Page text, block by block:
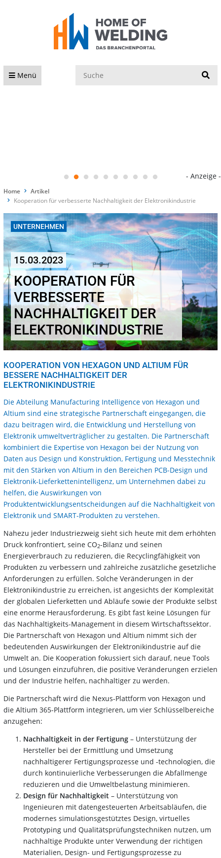
Menü
- Anzeige -
Home
Artikel
Kooperation für verbesserte Nachhaltigkeit der Elektronikindustrie
UNTERNEHMEN
15.03.2023
KOOPERATION FÜR
VERBESSERTE
NACHHALTIGKEIT DER
ELEKTRONIKINDUSTRIE
KOOPERATION VON HEXAGON UND ALTIUM FÜR
BESSERE NACHHALTIGKEIT DER
ELEKTRONIKINDUSTRIE
Die Abteilung Manufacturing Intelligence von Hexagon und
Altium sind eine strategische Partnerschaft eingegangen, die
dazu beitragen wird, die Entwicklung und Herstellung von
Elektronik umweltverträglicher zu gestalten. Die Partnerschaft
kombiniert die Expertise von Hexagon bei der Nutzung von
Daten aus Design und Konstruktion, Fertigung und Messtechnik
mit den Stärken von Altium in den Bereichen PCB-Design und
Elektronik-Lieferkettenintelligenz, um Unternehmen dabei zu
helfen, die Auswirkungen von
Produktentwicklungsentscheidungen auf die Nachhaltigkeit von
Elektronik und SMART-Produkten zu verstehen.
Nahezu jeder Industriezweig sieht sich heute mit dem erhöhten
Druck konfrontiert, seine CO2-Bilanz und seinen
Energieverbrauch zu reduzieren, die Recyclingfähigkeit von
Produkten zu verbessern und zahlreiche zusätzliche gesetzliche
Anforderungen zu erfüllen. Solche Veränderungen in der
Elektronikindustrie zu erreichen, ist angesichts der Komplexität
der globalen Lieferketten und Abläufe sowie der Produkte selbst
eine enorme Herausforderung. Es gibt fast keine Lösungen für
das Nachhaltigkeits-Management in diesem Wirtschaftssektor.
Die Partnerschaft von Hexagon und Altium nimmt sich der
bedeutenden Auswirkungen der Elektronikindustrie auf die
Umwelt an. Die Kooperation fokussiert sich darauf, neue Tools
und Lösungen einzuführen, die positive Veränderungen erzielen
und der Industrie helfen, nachhaltiger zu werden.
Die Partnerschaft wird die Nexus-Plattform von Hexagon und
die Altium 365-Plattform integrieren, um vier Schlüsselbereiche
anzugehen:
Nachhaltigkeit in der Fertigung – Unterstützung der
Hersteller bei der Ermittlung und Umsetzung
nachhaltigerer Fertigungsprozesse und -technologien, die
durch kontinuierliche Verbesserungen die Abfallmenge
reduzieren und die Umweltbelastung minimieren.
Design für Nachhaltigkeit – Unterstützung von
Ingenieuren mit datengesteuerten Arbeitsabläufen, die
modernes simulationsgestütztes Design, virtuelles
Prototyping und Qualitätsprüfungstechniken nutzen, um
nachhaltige Produkte unter Verwendung der richtigen
Materialien, Design- und Fertigungsprozesse zu